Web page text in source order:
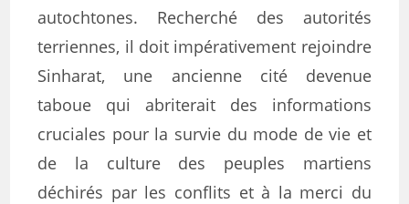
autochtones. Recherché des autorités
terriennes, il doit impérativement rejoindre
Sinharat, une ancienne cité devenue
taboue qui abriterait des informations
cruciales pour la survie du mode de vie et
de la culture des peuples martiens
déchirés par les conflits et à la merci du